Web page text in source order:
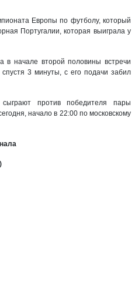
Европы по футболу, который
Португалии, которая выиграла у
в начале второй половины встречи
3 минуты, с его подачи забил
против победителя пары
начало в 22:00 по московскому